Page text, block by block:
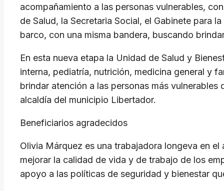
acompañamiento a las personas vulnerables,
de Salud, la Secretaria Social, el Gabinete para
barco, con una misma bandera, buscando
En esta nueva etapa la Unidad de Salud y
interna, pediatría, nutrición, medicina general y
brindar atención a las personas más
alcaldía del municipio Libertador.
Beneficiarios agradecidos
Olivia Márquez es una trabajadora longeva en
mejorar la calidad de vida y de trabajo de los
apoyo a las políticas de seguridad y bienestar